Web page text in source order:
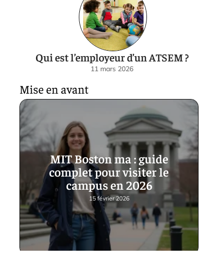
Qui est l’employeur d’un ATSEM ?
11 mars 2026
Mise en avant
MIT Boston ma : guide
complet pour visiter le
campus en 2026
15 février 2026